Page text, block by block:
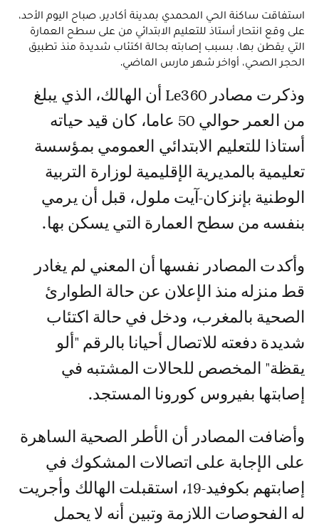
استفاقت ساكنة الحي المحمدي بمدينة أكادير، صباح اليوم الأحد،
على وقع انتحار أستاذ للتعليم الابتدائي من على سطح العمارة
التي يقطن بها، بسبب إصابته بحالة اكتئاب شديدة منذ تطبيق
الحجر الصحي، أواخر شهر مارس الماضي.
وذكرت مصادر Le360 أن الهالك، الذي يبلغ
من العمر حوالي 50 عاما، كان قيد حياته
أستاذا للتعليم الابتدائي العمومي بمؤسسة
تعليمية بالمديرية الإقليمية لوزارة التربية
الوطنية بإنزكان-آيت ملول، قبل أن يرمي
بنفسه من سطح العمارة التي يسكن بها.
وأكدت المصادر نفسها أن المعني لم يغادر
قط منزله منذ الإعلان عن حالة الطوارئ
الصحية بالمغرب، ودخل في حالة اكتئاب
شديدة دفعته للاتصال أحيانا بالرقم "ألو
يقظة" المخصص للحالات المشتبه في
إصابتها بفيروس كورونا المستجد.
وأضافت المصادر أن الأطر الصحية الساهرة
على الإجابة على اتصالات المشكوك في
إصابتهم بكوفيد-19، استقبلت الهالك وأجريت
له الفحوصات اللازمة وتبين أنه لا يحمل